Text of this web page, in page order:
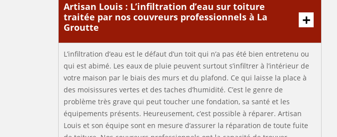
Artisan Louis : L’infiltration d’eau sur toiture
traitée par nos couvreurs professionnels à La
Groutte
L’infiltration d’eau est le défaut d’un toit qui n’a pas été bien entretenu ou
qui est abimé. Les eaux de pluie peuvent surtout s’infiltrer à l’intérieur de
votre maison par le biais des murs et du plafond. Ce qui laisse la place à
des moisissures vertes et des taches d’humidité. C’est le genre de
problème très grave qui peut toucher une fondation, sa santé et les
équipements présents. Heureusement, c’est possible à réparer. Artisan
Louis et son équipe sont en mesure d’assurer la réparation de toute fuite